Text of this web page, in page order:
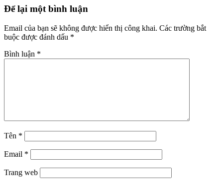
Để lại một bình luận
Email của bạn sẽ không được hiển thị công khai. Các trường bắt
buộc được đánh dấu *
Bình luận *
Tên *
Email *
Trang web